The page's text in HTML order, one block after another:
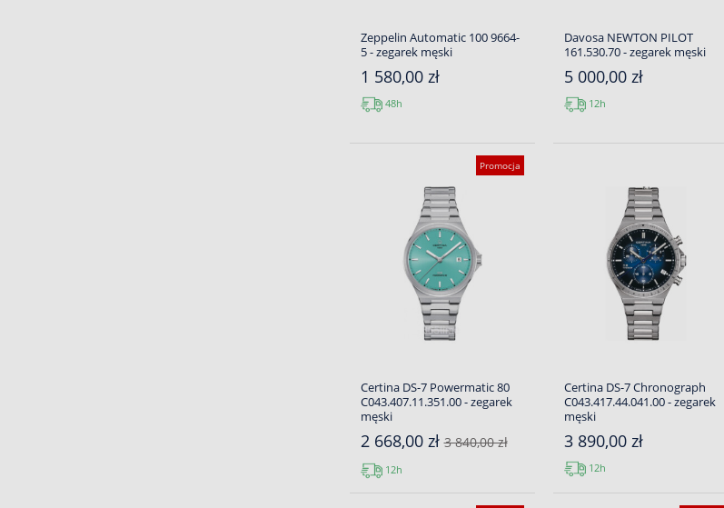
Zeppelin Automatic 100 9664-
5 - zegarek męski
1 580,00 zł
48h
Davosa NEWTON PILOT
161.530.70 - zegarek męski
5 000,00 zł
12h
Promocja
Certina DS-7 Powermatic 80
C043.407.11.351.00 - zegarek
męski
2 668,00 zł3 840,00 zł
12h
Certina DS-7 Chronograph
C043.417.44.041.00 - zegarek
męski
3 890,00 zł
12h